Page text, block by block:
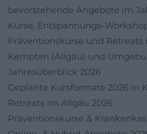
bevorstehende Angebote im
Kurse, Entspannungs-
Präventionskurse und Retreats
Kempten (Allgäu) und
Jahresüberblick 2026
Geplante Kursformate 2026 in
Retreats im Allgäu 2026
Präventionskurse &